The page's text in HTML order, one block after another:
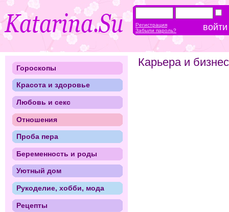
Карьера и бизнес
Гороскопы
Красота и здоровье
Любовь и секс
Отношения
Проба пера
Беременность и роды
Уютный дом
Рукоделие, хобби, мода
Рецепты
Регистрация
Забыли пароль?